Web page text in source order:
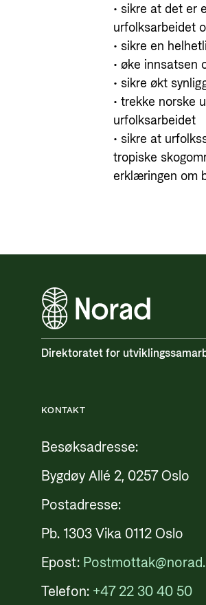
• sikre at det er
urfolksarbeidet
• sikre en
• øke innsatsen
• sikre økt
• trekke norske
urfolksarbeidet
• sikre at
tropiske
erklæringen om
Direktoratet for
KONTAKT
Besøksadresse:
Bygdøy Allé 2, 0257 Oslo
Postadresse:
Pb. 1303 Vika 0112 Oslo
Epost:
Telefon: +47 22 30 40 50